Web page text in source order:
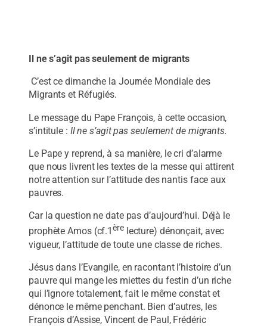
Il ne s’agit pas seulement de migrants
C’est ce dimanche la Journée Mondiale des
Migrants et Réfugiés.
Le message du Pape François, à cette occasion,
s’intitule : Il ne s’agit pas seulement de migrants.
Le Pape y reprend, à sa manière, le cri d’alarme
que nous livrent les textes de la messe qui attirent
notre attention sur l’attitude des nantis face aux
pauvres.
Car la question ne date pas d’aujourd’hui. Déjà le
prophète Amos (cf.1èrelecture) dénonçait, avec
vigueur, l’attitude de toute une classe de riches.
Jésus dans l’Evangile, en racontant l’histoire d’un
pauvre qui mange les miettes du festin d’un riche
qui l’ignore totalement, fait le même constat et
dénonce le même penchant. Bien d’autres, les
François d’Assise, Vincent de Paul, Frédéric